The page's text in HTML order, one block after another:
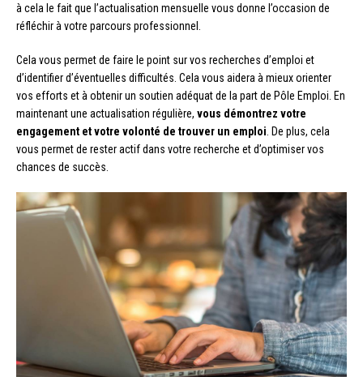
à cela le fait que l’actualisation mensuelle vous donne l’occasion de
réfléchir à votre parcours professionnel.
Cela vous permet de faire le point sur vos recherches d’emploi et
d’identifier d’éventuelles difficultés. Cela vous aidera à mieux orienter
vos efforts et à obtenir un soutien adéquat de la part de Pôle Emploi. En
maintenant une actualisation régulière, vous démontrez votre
engagement et votre volonté de trouver un emploi . De plus, cela
vous permet de rester actif dans votre recherche et d’optimiser vos
chances de succès.